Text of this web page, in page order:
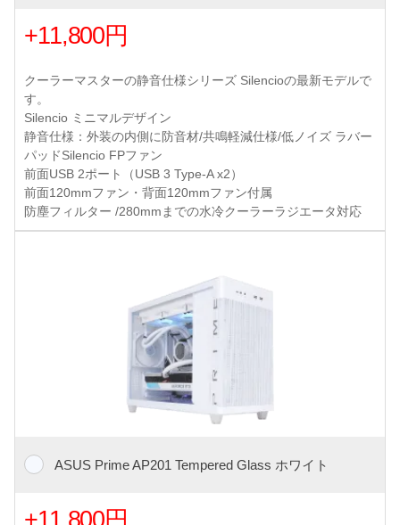
+11,800円
クーラーマスターの静音仕様シリーズ Silencioの最新モデルで
す。
Silencio ミニマルデザイン
静音仕様：外装の内側に防音材/共鳴軽減仕様/低ノイズ ラバー
パッドSilencio FPファン
前面USB 2ポート（USB 3 Type-A x2）
前面120mmファン・背面120mmファン付属
防塵フィルター /280mmまでの水冷クーラーラジエータ対応
ASUS Prime AP201 Tempered Glass ホワイト